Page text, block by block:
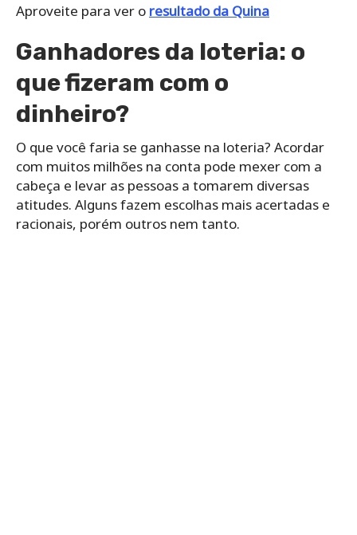
Aproveite para ver o resultado da Quina
Ganhadores da loteria: o
que fizeram com o
dinheiro?
O que você faria se ganhasse na loteria? Acordar
com muitos milhões na conta pode mexer com a
cabeça e levar as pessoas a tomarem diversas
atitudes. Alguns fazem escolhas mais acertadas e
racionais, porém outros nem tanto.